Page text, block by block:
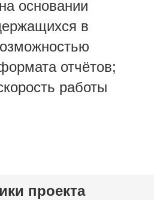
основании
в
отчётов;
работы
проекта